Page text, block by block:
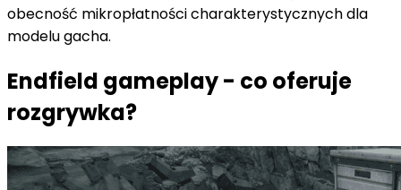
obecność mikropłatności charakterystycznych dla
modelu gacha.
Endfield gameplay - co oferuje
rozgrywka?